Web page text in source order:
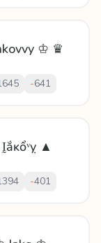
♔ ♛
-641
▲
-401